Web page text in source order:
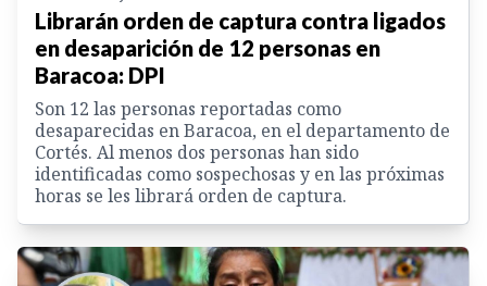
Librarán orden de captura contra ligados
en desaparición de 12 personas en
Baracoa: DPI
Son 12 las personas reportadas como
desaparecidas en Baracoa, en el departamento de
Cortés. Al menos dos personas han sido
identificadas como sospechosas y en las próximas
horas se les librará orden de captura.